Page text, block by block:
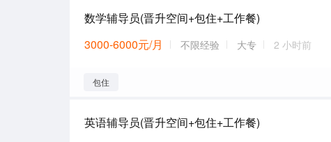
数学辅导员(晋升空间+包住+工作餐)
3000-6000元/月
不限经验 大专 2 小时前
包住
英语辅导员(晋升空间+包住+工作餐)